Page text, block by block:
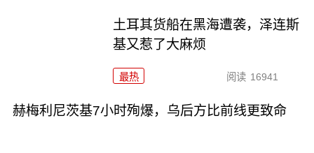
土耳其货船在黑海遭袭，泽连斯
基又惹了大麻烦
最热 阅读 16941
赫梅利尼茨基7小时殉爆，乌后方比前线更致命